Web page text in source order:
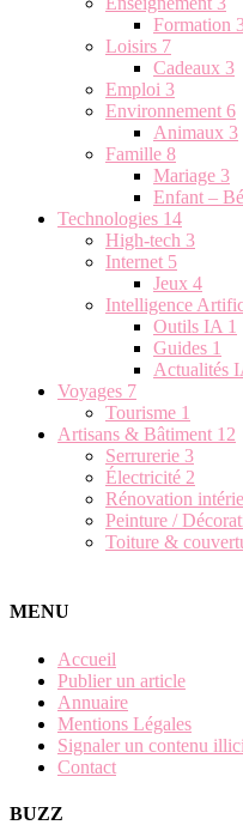
Formation
Loisirs 7
Cadeaux 3
Emploi 3
Environnement 6
Animaux 3
Famille 8
Mariage 3
Enfant –
Technologies 14
High-tech 3
Internet 5
Jeux 4
Intelligence
Outils IA 1
Guides 1
Actualités
Voyages 7
Tourisme 1
Artisans & Bâtiment 12
Serrurerie 3
Électricité 2
Rénovation
Peinture /
Toiture &
MENU
Accueil
Publier un article
Annuaire
Mentions Légales
Signaler un contenu
Contact
BUZZ